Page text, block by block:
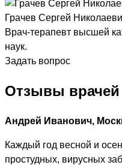
Грачев Сергей
Врач-терапевт высшей
наук.
Задать вопрос
Отзывы врачей
Андрей Иванович,
Каждый год весной и
простудных, вирусных